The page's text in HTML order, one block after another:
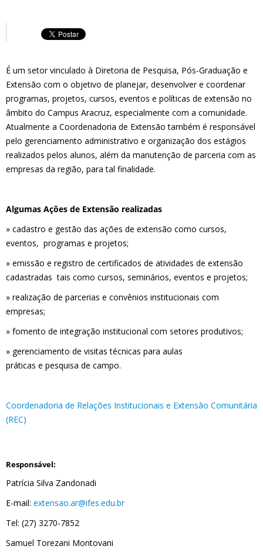
É um setor vinculado à Diretoria de Pesquisa, Pós-Graduação e
Extensão com o objetivo de planejar, desenvolver e coordenar
programas, projetos, cursos, eventos e políticas de extensão no
âmbito do Campus Aracruz, especialmente com a comunidade.
Atualmente a Coordenadoria de Extensão também é responsável
pelo gerenciamento administrativo e organização dos estágios
realizados pelos alunos, além da manutenção de parceria com as
empresas da região, para tal finalidade.
Algumas Ações de Extensão realizadas
» cadastro e gestão das ações de extensão como cursos,
eventos, programas e projetos;
» emissão e registro de certificados de atividades de extensão
cadastradas tais como cursos, seminários, eventos e projetos;
» realização de parcerias e convênios institucionais com
empresas;
» fomento de integração institucional com setores produtivos;
» gerenciamento de visitas técnicas para aulas
práticas e pesquisa de campo.
Coordenadoria de Relações Institucionais e Extensão Comunitária
(REC)
Responsável:
Patrícia Silva Zandonadi
E-mail: extensao.ar@ifes.edu.br
Tel: (27) 3270-7852
Samuel Torezani Montovani